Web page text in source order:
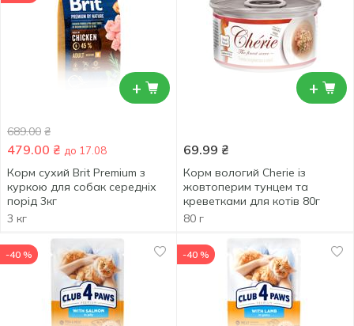
+
689.00 ₴
479.00 ₴ до 17.08
Корм сухий Brit Premium з
куркою для собак середніх
порід 3кг
3 кг
+
69.99 ₴
Корм вологий Cherie із
жовтоперим тунцем та
креветками для котів 80г
80 г
-40 % -40 %